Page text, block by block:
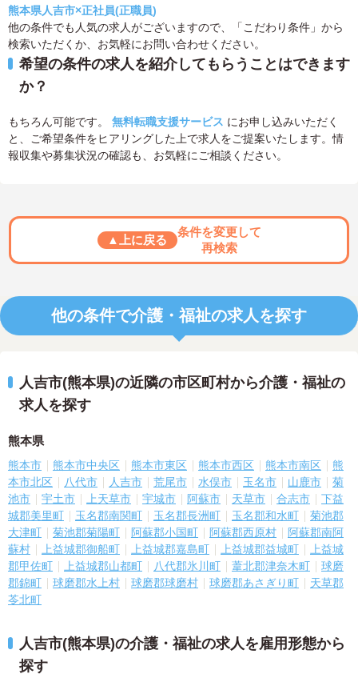
熊本県人吉市×正社員(正職員)
他の条件でも人気の求人がございますので、「こだわり条件」から
検索いただくか、お気軽にお問い合わせください。
希望の条件の求人を紹介してもらうことはできます
か？
もちろん可能です。 無料転職支援サービス にお申し込みいただく
と、ご希望条件をヒアリングした上で求人をご提案いたします。情
報収集や募集状況の確認も、お気軽にご相談ください。
▲上に戻る
条件を変更して
再検索
他の条件で介護・福祉の求人を探す
人吉市(熊本県)の近隣の市区町村から介護・福祉の
求人を探す
熊本県
熊本市 熊本市中央区 熊本市東区 熊本市西区 熊本市南区
熊
本市北区
八代市 人吉市 荒尾市 水俣市 玉名市 山鹿市
菊
池市
宇土市 上天草市 宇城市 阿蘇市 天草市 合志市
下益
城郡美里町
玉名郡南関町 玉名郡長洲町 玉名郡和水町
菊池郡
大津町
菊池郡菊陽町 阿蘇郡小国町 阿蘇郡西原村
阿蘇郡南阿
蘇村
上益城郡御船町 上益城郡嘉島町 上益城郡益城町
上益城
郡甲佐町
上益城郡山都町 八代郡氷川町 葦北郡津奈木町
球磨
郡錦町
球磨郡水上村 球磨郡球磨村 球磨郡あさぎり町
天草郡
苓北町
人吉市(熊本県)の介護・福祉の求人を雇用形態から
探す